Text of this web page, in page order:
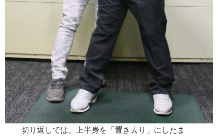
切り返しでは、上半身を「置き去り」にしたま